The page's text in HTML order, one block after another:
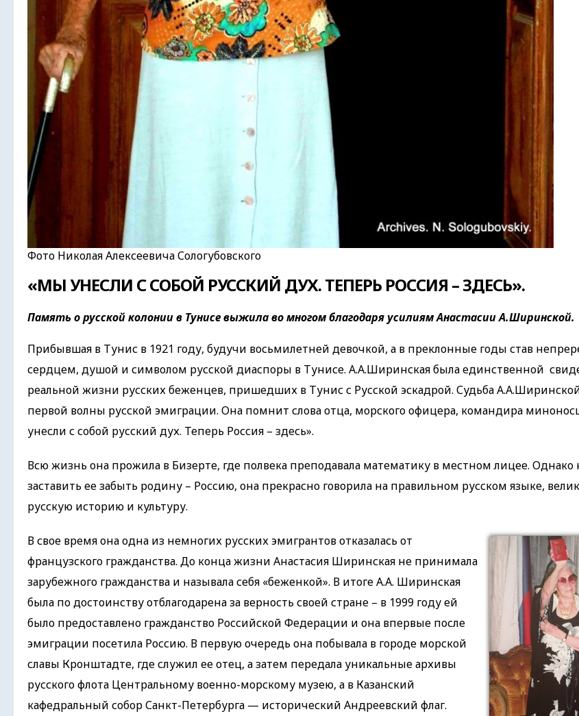
Фото Николая Алексеевича Сологубовского
«МЫ УНЕСЛИ С СОБОЙ РУССКИЙ ДУХ. ТЕПЕРЬ РОССИЯ – ЗДЕСЬ».
Память о русской колониив Тунисе выжила во многом благодаря усилиям Анастасии А.Ширинской.
Прибывшая в Тунис в 1921 году, будучи восьмилетней девочкой, а в преклонные годы став
сердцем, душой и символом русской диаспоры в Тунисе. А.А.Ширинская была eдинственной
реальной жизни русских беженцев, пришедших в Тунис с Русской эскадрой. Судьба А.А.Ширинской
первой волны русской эмиграции. Она помнит слова отца, морского офицера, командира
унесли с собой русский дух. Теперь Россия – здесь».
Всю жизнь она прожила в Бизерте, где полвека преподавала математику в местном лицее. Однако
заставить ее забыть родину – Россию, она прекрасно говорила на правильном русском языке,
русскую историю и культуру.
В свое время она одна из немногих русских эмигрантов отказалась от
французского гражданства. До конца жизни Анастасия Ширинская не принимала
зарубежного гражданства и называла себя «беженкой». В итоге А.А. Ширинская
была по достоинству отблагодарена за верность своей стране – в 1999 году ей
было предоставлено гражданство Российской Федерации и она впервые после
эмиграции посетила Россию. В первую очередь она побывала в городе морской
славы Кронштадте, где служил ее отец, а затем передала уникальные архивы
русского флота Центральному военно-морскому музею, а в Казанский
кафедральный собор Санкт-Петербурга — исторический Андреевский флаг.